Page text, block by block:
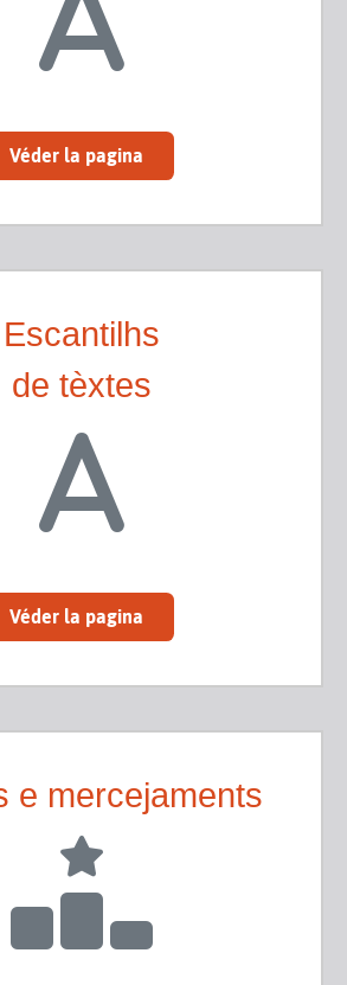
Véder la pagina
Escantilhs
de tèxtes
Véder la pagina
e mercejaments